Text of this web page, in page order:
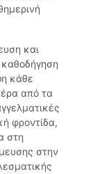
και
κάθε
από τα
φροντίδα,
στη
στην